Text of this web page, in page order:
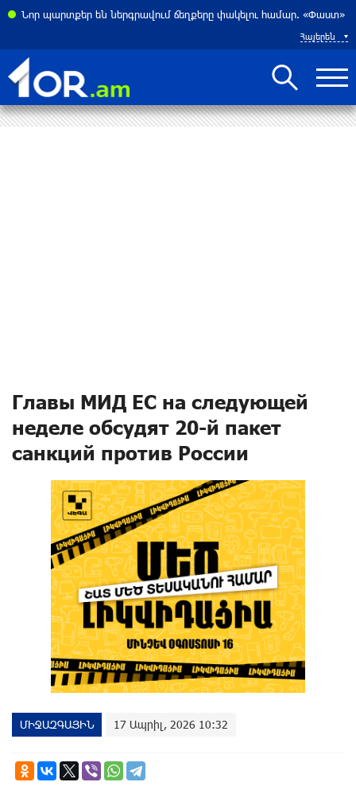
Նոր պարտքեր են ներգրավում ճեղքերը փակելու համար. «Փաստ»
Հայերեն
Главы МИД ЕС на следующей
неделе обсудят 20-й пакет
санкций против России
ՄԻՋԱԶԳԱՅԻՆ 17 Ապրիլ, 2026 10:32